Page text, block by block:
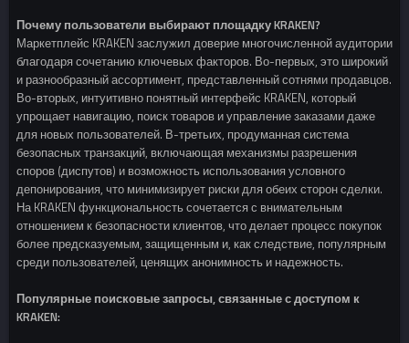
Почему пользователи выбирают площадку KRAKEN?
Маркетплейс KRAKEN заслужил доверие многочисленной аудитории
благодаря сочетанию ключевых факторов. Во-первых, это широкий
и разнообразный ассортимент, представленный сотнями продавцов.
Во-вторых, интуитивно понятный интерфейс KRAKEN, который
упрощает навигацию, поиск товаров и управление заказами даже
для новых пользователей. В-третьих, продуманная система
безопасных транзакций, включающая механизмы разрешения
споров (диспутов) и возможность использования условного
депонирования, что минимизирует риски для обеих сторон сделки.
На KRAKEN функциональность сочетается с внимательным
отношением к безопасности клиентов, что делает процесс покупок
более предсказуемым, защищенным и, как следствие, популярным
среди пользователей, ценящих анонимность и надежность.
Популярные поисковые запросы, связанные с доступом к
KRAKEN: